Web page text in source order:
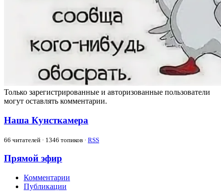
Только зарегистрированные и авторизованные пользователи
могут оставлять комментарии.
Наша Кунсткамера
66 читателей · 1346 топиков · RSS
Прямой эфир
Комментарии
Публикации